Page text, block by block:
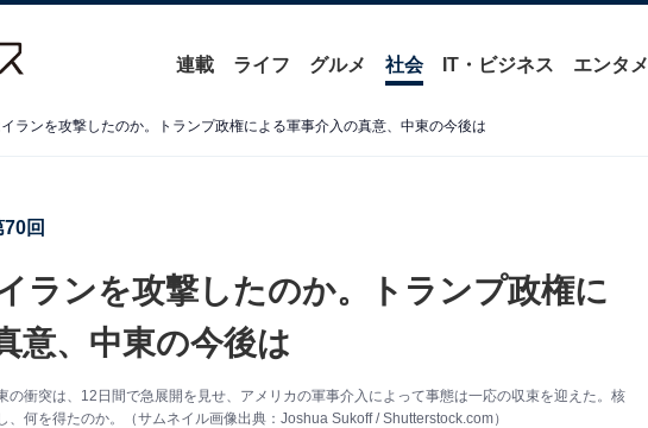
連載 ライフ グルメ 社会 IT・ビジネス エンタメ
ランを攻撃したのか。トランプ政権による軍事介入の真意、中東の今後は
回
ランを攻撃したのか。トランプ政権に
意、中東の今後は
の衝突は、12日間で急展開を見せ、アメリカの軍事介入によって事態は一応の収束を迎えた。核
何を得たのか。（サムネイル画像出典：Joshua Sukoff / Shutterstock.com）